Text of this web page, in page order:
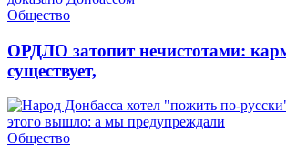
Общество
ОРДЛО затопит нечистотами:
существует,
Общество